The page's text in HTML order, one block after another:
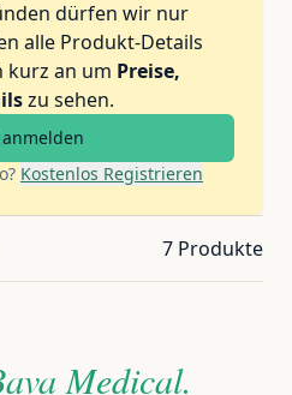
dürfen wir nur
alle Produkt-Details
kurz an um Preise,
zu sehen.
anmelden
Kostenlos Registrieren
7 Produkte
Medical.